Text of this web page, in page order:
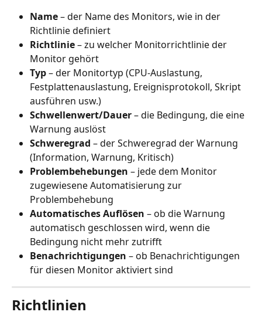
Name – der Name des Monitors, wie in der
Richtlinie definiert
Richtlinie – zu welcher Monitorrichtlinie der
Monitor gehört
Typ – der Monitortyp (CPU-Auslastung,
Festplattenauslastung, Ereignisprotokoll, Skript
ausführen usw.)
Schwellenwert/Dauer – die Bedingung, die eine
Warnung auslöst
Schweregrad – der Schweregrad der Warnung
(Information, Warnung, Kritisch)
Problembehebungen – jede dem Monitor
zugewiesene Automatisierung zur
Problembehebung
Automatisches Auflösen – ob die Warnung
automatisch geschlossen wird, wenn die
Bedingung nicht mehr zutrifft
Benachrichtigungen – ob Benachrichtigungen
für diesen Monitor aktiviert sind
Richtlinien